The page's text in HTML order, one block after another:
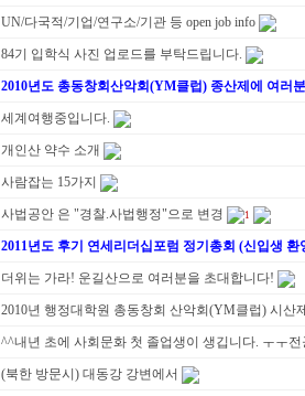
UN/다국적/기업/연구소/기관 등 open job info
84기 입학식 사진 업로드를 부탁드립니다.
2010년도 총동창회산악회(YM클럽) 종산제에 여러
세계여행중입니다.
개인산 약수 소개
사람잡는 15가지
사법공안 은 "경찰.사법행정"으로 변경 1
2011년도 후기 연세리더십포럼 정기총회 (신입생
더위는 가라! 운길산으로 여러분을 초대합니다!
2010년 행정대학원 총동창회 산악회(YM클럽) 시산
^^내년 초에 사회문화 첫 졸업생이 생깁니다. ㅜㅜ
(북한 방문시) 대동강 강변에서